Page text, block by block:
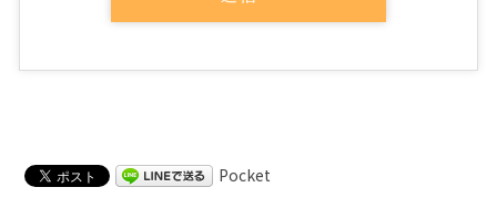
Pocket